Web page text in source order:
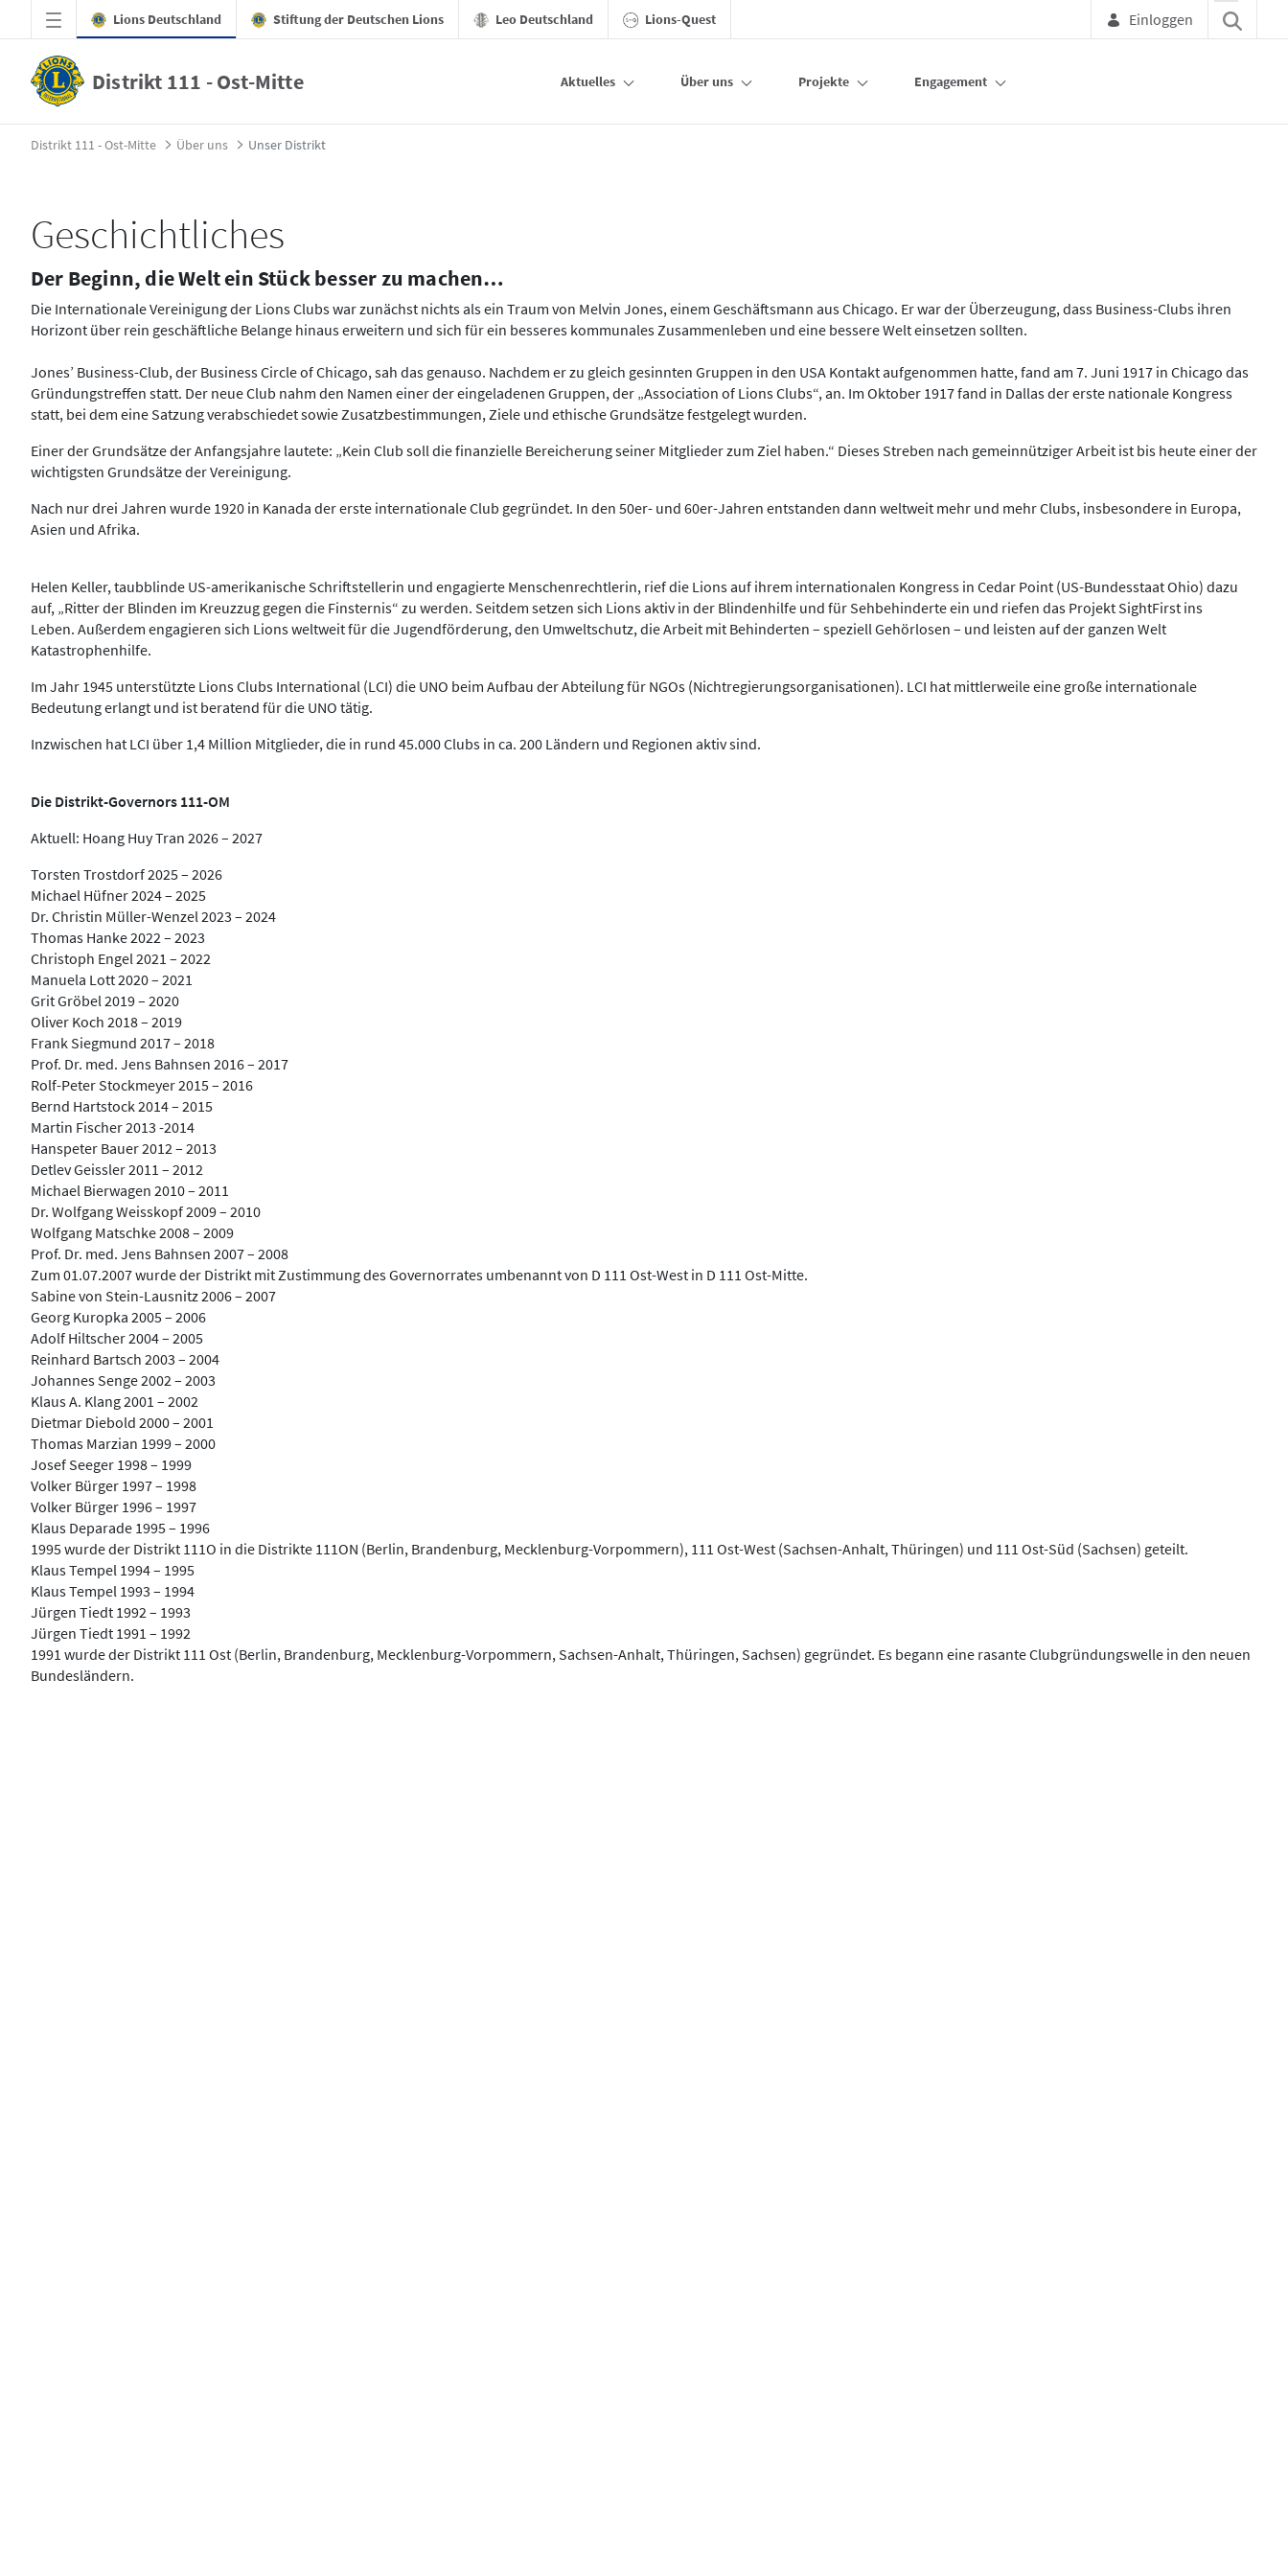
Zum Hauptinhalt springen
Lions Deutschland Stiftung der Deutschen Lions Leo Deutschland Lions-Quest Einloggen
Distrikt 111 - Ost-Mitte Aktuelles Über uns Projekte Engagement
Unser Distrikt - Distrikt 111 - Ost-Mitte
Distrikt 111 - Ost-Mitte Über uns Unser Distrikt
Geschichtliches
Der Beginn, die Welt ein Stück besser zu machen…
Die Internationale Vereinigung der Lions Clubs war zunächst nichts als ein Traum von Melvin Jones, einem Geschäftsmann aus Chicago. Er war der Überzeugung, dass Business-Clubs ihren
Horizont über rein geschäftliche Belange hinaus erweitern und sich für ein besseres kommunales Zusammenleben und eine bessere Welt einsetzen sollten.
Jones’ Business-Club, der Business Circle of Chicago, sah das genauso. Nachdem er zu gleich gesinnten Gruppen in den USA Kontakt aufgenommen hatte, fand am 7. Juni 1917 in Chicago das
Gründungstreffen statt. Der neue Club nahm den Namen einer der eingeladenen Gruppen, der „Association of Lions Clubs“, an. Im Oktober 1917 fand in Dallas der erste nationale Kongress
statt, bei dem eine Satzung verabschiedet sowie Zusatzbestimmungen, Ziele und ethische Grundsätze festgelegt wurden.
Einer der Grundsätze der Anfangsjahre lautete: „Kein Club soll die finanzielle Bereicherung seiner Mitglieder zum Ziel haben.“ Dieses Streben nach gemeinnütziger Arbeit ist bis heute einer der
wichtigsten Grundsätze der Vereinigung.
Nach nur drei Jahren wurde 1920 in Kanada der erste internationale Club gegründet. In den 50er- und 60er-Jahren entstanden dann weltweit mehr und mehr Clubs, insbesondere in Europa,
Asien und Afrika.
Helen Keller, taubblinde US-amerikanische Schriftstellerin und engagierte Menschenrechtlerin, rief die Lions auf ihrem internationalen Kongress in Cedar Point (US-Bundesstaat Ohio) dazu
auf, „Ritter der Blinden im Kreuzzug gegen die Finsternis“ zu werden. Seitdem setzen sich Lions aktiv in der Blindenhilfe und für Sehbehinderte ein und riefen das Projekt SightFirst ins
Leben. Außerdem engagieren sich Lions weltweit für die Jugendförderung, den Umweltschutz, die Arbeit mit Behinderten – speziell Gehörlosen – und leisten auf der ganzen Welt
Katastrophenhilfe.
Im Jahr 1945 unterstützte Lions Clubs International (LCI) die UNO beim Aufbau der Abteilung für NGOs (Nichtregierungsorganisationen). LCI hat mittlerweile eine große internationale
Bedeutung erlangt und ist beratend für die UNO tätig.
Inzwischen hat LCI über 1,4 Million Mitglieder, die in rund 45.000 Clubs in ca. 200 Ländern und Regionen aktiv sind.
Die Distrikt-Governors 111-OM
Aktuell: Hoang Huy Tran 2026 – 2027
Torsten Trostdorf 2025 – 2026
Michael Hüfner 2024 – 2025
Dr. Christin Müller-Wenzel 2023 – 2024
Thomas Hanke 2022 – 2023
Christoph Engel 2021 – 2022
Manuela Lott 2020 – 2021
Grit Gröbel 2019 – 2020
Oliver Koch 2018 – 2019
Frank Siegmund 2017 – 2018
Prof. Dr. med. Jens Bahnsen 2016 – 2017
Rolf-Peter Stockmeyer 2015 – 2016
Bernd Hartstock 2014 – 2015
Martin Fischer 2013 -2014
Hanspeter Bauer 2012 – 2013
Detlev Geissler 2011 – 2012
Michael Bierwagen 2010 – 2011
Dr. Wolfgang Weisskopf 2009 – 2010
Wolfgang Matschke 2008 – 2009
Prof. Dr. med. Jens Bahnsen 2007 – 2008
Zum 01.07.2007 wurde der Distrikt mit Zustimmung des Governorrates umbenannt von D 111 Ost-West in D 111 Ost-Mitte.
​Sabine von Stein-Lausnitz 2006 – 2007
Georg Kuropka 2005 – 2006
Adolf Hiltscher 2004 – 2005
Reinhard Bartsch 2003 – 2004
Johannes Senge 2002 – 2003
Klaus A. Klang 2001 – 2002
Dietmar Diebold 2000 – 2001
Thomas Marzian 1999 – 2000
Josef Seeger 1998 – 1999
Volker Bürger 1997 – 1998
Volker Bürger 1996 – 1997
Klaus Deparade 1995 – 1996
1995 wurde der Distrikt 111O in die Distrikte 111ON (Berlin, Brandenburg, Mecklenburg-Vorpommern), 111 Ost-West (Sachsen-Anhalt, Thüringen) und 111 Ost-Süd (Sachsen) geteilt.
Klaus Tempel 1994 – 1995
Klaus Tempel 1993 – 1994
Jürgen Tiedt 1992 – 1993
Jürgen Tiedt 1991 – 1992
1991 wurde der Distrikt 111 Ost (Berlin, Brandenburg, Mecklenburg-Vorpommern, Sachsen-Anhalt, Thüringen, Sachsen) gegründet. Es begann eine rasante Clubgründungswelle in den neuen
Bundesländern.